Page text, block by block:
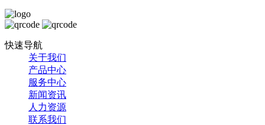
快速导航
关于我们
产品中心
服务中心
新闻资讯
人力资源
联系我们